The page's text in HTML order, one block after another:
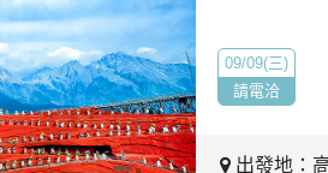
09/09(三)
請電洽
出發地：